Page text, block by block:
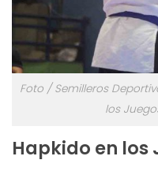
Foto / Semilleros
los
Hapkido en los